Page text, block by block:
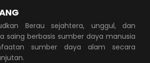
Berau sejahtera, unggul, dan
saing berbasis sumber daya manusia
sumber daya alam secara